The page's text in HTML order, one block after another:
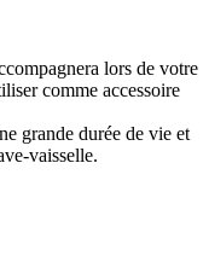
lors de votre
comme accessoire
grande durée de vie et
vaisselle.